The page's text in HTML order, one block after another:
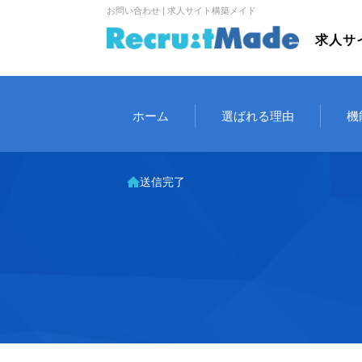
お問い合わせ | 求人サイト構築メイド
求人サ
ホーム 選ばれる理由 機
送信完了